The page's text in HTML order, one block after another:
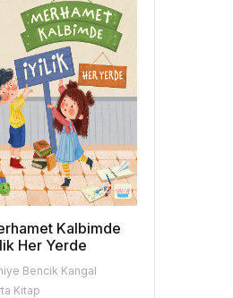
Kalbimde
Her Yerde
Bencik Kangal
Kitap